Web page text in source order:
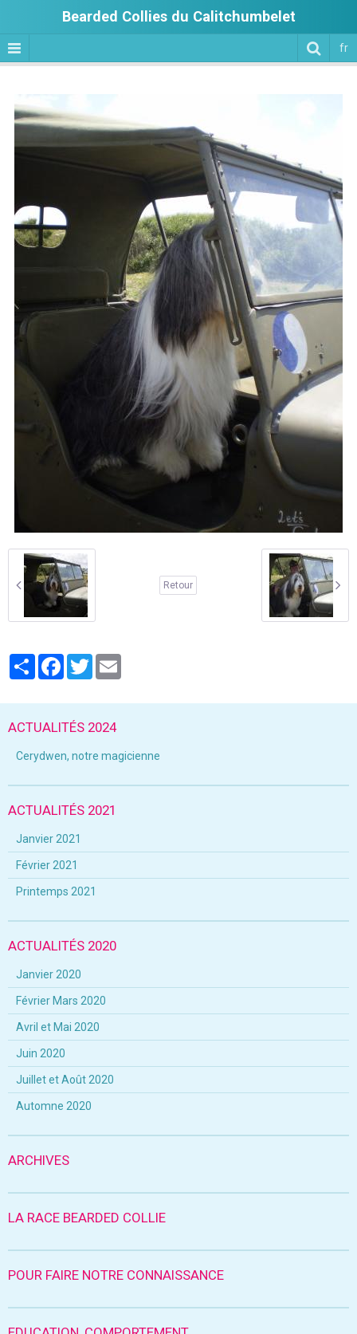
Bearded Collies du Calitchumbelet
fr
Retour
PartagerFacebook
Twitter
ACTUALITÉS 2024
Cerydwen, notre magicienne
ACTUALITÉS 2021
Janvier 2021
Février 2021
Printemps 2021
ACTUALITÉS 2020
Janvier 2020
Février Mars 2020
Avril et Mai 2020
Juin 2020
Juillet et Août 2020
Automne 2020
ARCHIVES
LA RACE BEARDED COLLIE
POUR FAIRE NOTRE CONNAISSANCE